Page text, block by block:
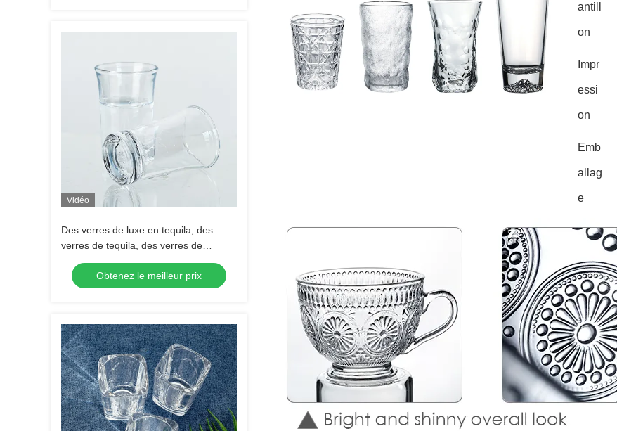
Vidéo
Des verres de luxe en tequila, des
verres de tequila, des verres de
tequila, des verres de tequila, des
verres de tequila.
Obtenez le meilleur prix
antill
on
Impr
essi
on
Emb
allag
e